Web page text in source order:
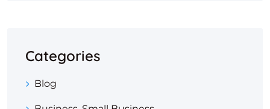
Categories
Blog